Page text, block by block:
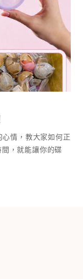
情，教大家如何正
，就能讓你的碟